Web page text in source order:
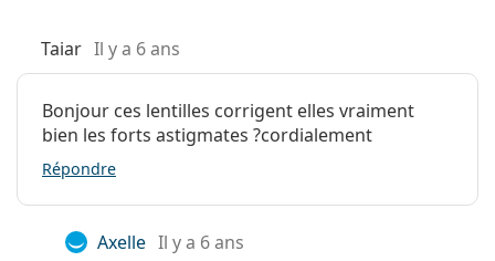
Autres
Lentilles toriques
Taiar Il y a 6 ans
Bonjour ces lentilles corrigent elles vraiment
bien les forts astigmates ?cordialement
Répondre
Axelle Il y a 6 ans